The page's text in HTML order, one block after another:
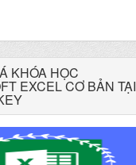
KHÓA HỌC
EXCEL CƠ BẢN TẠI